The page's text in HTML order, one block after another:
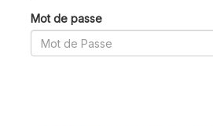
Mot de passe